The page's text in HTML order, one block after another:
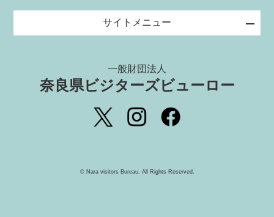
サイトメニュー
一般財団法人
奈良県ビジターズビューロー
©️ Nara visitors Bureau, All Rights Reserved.